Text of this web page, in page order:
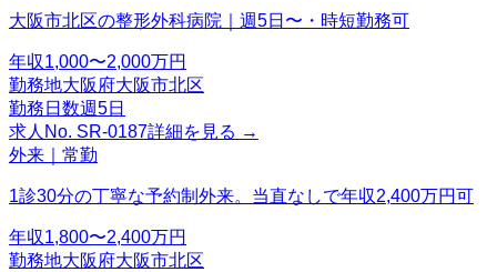
大阪市北区の整形外科病院｜週5日〜・時短勤務可
年収1,000〜2,000万円
勤務地大阪府大阪市北区
勤務日数週5日
求人No. SR-0187詳細を見る →
外来｜常勤
1診30分の丁寧な予約制外来。当直なしで年収2,400万円可
年収1,800〜2,400万円
勤務地大阪府大阪市北区